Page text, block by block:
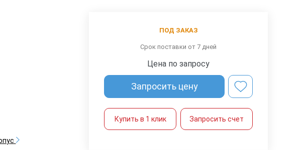
ПОД ЗАКАЗ
Срок поставки от 7 дней
Цена по запросу
Запросить цену
Купить в 1 клик Запросить счет